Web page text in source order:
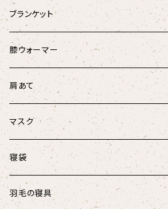
Fabric by BEST OF MORRIS
フローラル・ボタニカル
春風リボンウォーマー
にゃんこ柄
マリンストライプ
キッズ
猫のしあわせ座布団(クールタイプ)
羽毛のラウンドベッド
けりぐるみ
にゃんこ柄リボンウォーマー
キャットテント
猫としあわせクッション
ブランケット
キャンディーケット
膝ウォーマー
ほっこり膝ウォーマー3D
肩あて
ボア肩あて
オーガニックコットン肩あて
マスク
涼しげマスク（大人用）
涼しげマスク（キッズ･ジュニア用）
寝袋
羽毛の寝具